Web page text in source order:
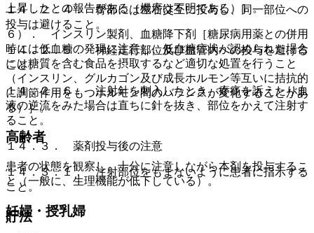
１４．２．４． 臀部には左右交互に投与し、同一部位への
投与は避けること。
１４．２．５． 神経走行部位及び血管内への投与を避ける
こと。
１４．２．６． 注射針を刺入したとき、疼痛を訴えたり血
液の逆流をみた場合は直ちに針を抜き、部位をかえて注射す
ること。
１４．３． 薬剤投与後の注意
１４．３．１． 注射部位をもまないように患者に指示する
こと。
貯法
上昇したとの報告がある（機序は不明である）］。
６）． インスリン製剤、血糖降下剤［糖尿病用薬との併用
時には低血糖の発現に注意し、低血糖症状が認められた場合
には糖質を含む食品を摂取するなど適切な処置を行うこと
（インスリン、グルカゴン及び成長ホルモン等互いに拮抗的
に調節作用をもつホルモン間のバランスが変化することがあ
る）］。
高齢者
患者の状態を観察し、十分に注意しながら本剤を投与するこ
と（一般に、生理機能が低下している）。
妊婦・授乳婦